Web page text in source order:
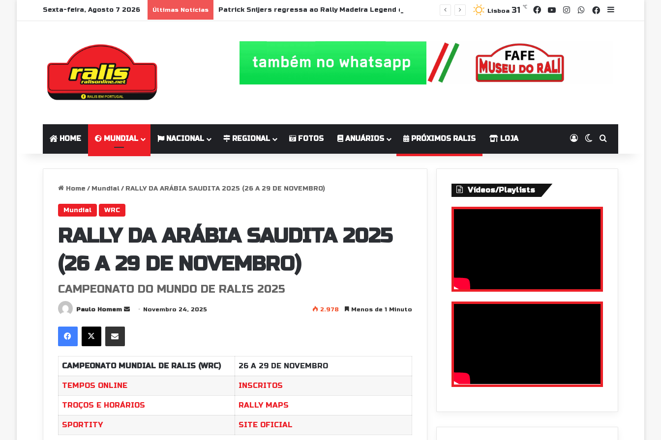
Sexta-feira, Agosto 7 2026 Últimas Notícias Lisboa 31 ℃ Facebook
YouTube
Instagram
WhatsApp
GrupoSidebar
HOME MUNDIAL NACIONAL REGIONAL FOTOS ANUÁRIOS PRÓXIMOS RALIS LOJA Log InSwitch skin
Home / Mundial/ RALLY DA ARÁBIA SAUDITA 2025 (26 A 29 DE NOVEMBRO)
Mundial WRC
RALLY DA ARÁBIA SAUDITA 2025
(26 A 29 DE NOVEMBRO)
CAMPEONATO DO MUNDO DE RALIS 2025
Paulo Homem
SendNovembro 24, 2025 2.978 Menos de 1 Minuto
Facebook
X Partilhar Via Email
CAMPEONATO MUNDIAL DE RALIS (WRC) 26 A 29 DE NOVEMBRO
TEMPOS ONLINE INSCRITOS
TROÇOS E HORÁRIOS RALLY MAPS
SPORTITY SITE OFICIAL
Vídeos/Playlists